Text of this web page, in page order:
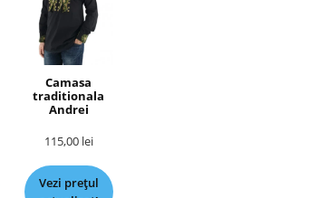
Camasa
traditionala
Andrei
115,00 lei
Vezi prețul